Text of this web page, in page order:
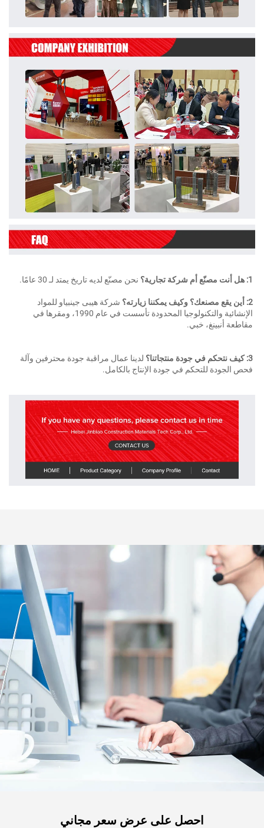
نحن مصنّع لديه تاريخ يمتد لـ 30 عامًا.
شركة هيبى جينبياو للمواد
الإنشائية والتكنولوجيا المحدودة تأسست في عام 1990، ومقرها في
أنبينغ، خبي.
لدينا عمال مراقبة جودة محترفين وآلة
الجودة للتحكم في جودة الإنتاج بالكامل.
احصل على عرض سعر مجاني